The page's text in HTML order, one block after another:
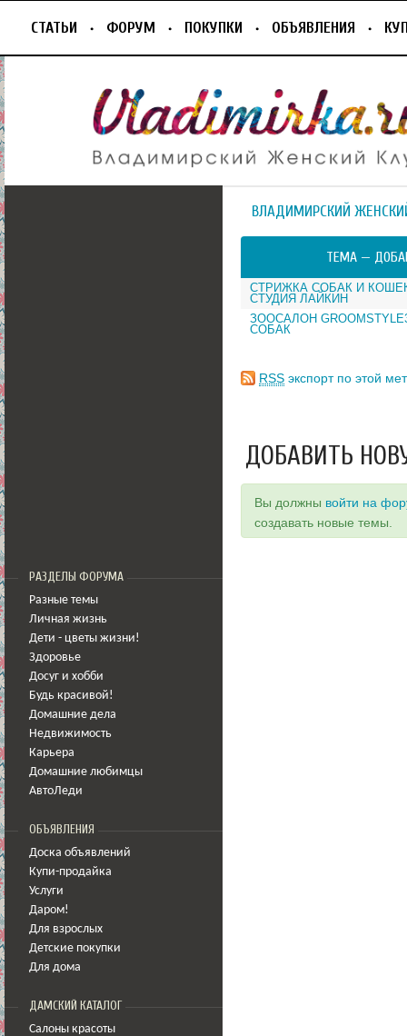
СТАТЬИ ФОРУМ ПОКУПКИ ОБЪЯВЛЕНИЯ
РАЗДЕЛЫ ФОРУМА
Разные темы
Личная жизнь
Дети - цветы жизни!
Здоровье
Досуг и хобби
Будь красивой!
Домашние дела
Недвижимость
Карьера
Домашние любимцы
АвтоЛеди
ОБЪЯВЛЕНИЯ
Доска объявлений
Купи-продайка
Услуги
Даром!
Для взрослых
Детские покупки
Для дома
ДАМСКИЙ КАТАЛОГ
Салоны красоты
ВЛАДИМИРСКИЙ
ТЕМА —
СТРИЖКА СОБАК И
СТУДИЯ ЛАЙКИН
ЗООСАЛОН
СОБАК
RSS экспорт по этой
ДОБАВИТЬ
Вы должны войти на
создавать новые темы.